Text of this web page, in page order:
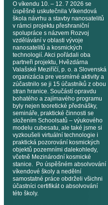
O víkendu 10. – 12. 7 2026 se
úspěšně uskutečnila Víkendová
škola návrhu a stavby nanosatelitů
v rámci projektu přeshraniční
spolupráce s názvem Rozvoj
vzdělávání v oblasti vývoje
nanosatelitů a kosmických
technologií. Akci pořádali oba
partneři projektu, Hvězdárna
Valašské Meziříčí, p. o. a Slovenská
organizácia pre vesmírné aktivity a
zúčastnilo se ji 15 účastníků z obou
stran hranice. Součástí opravdu
bohatého a zajímavého programu
byly nejen teoretické přednášky,
semináře, praktické činnosti se
složením Schoolsatů – výukového
modelu cubesatu, ale také jsme si
vyzkoušeli virtuální technologie i
praktická pozorování kosmických
objektů pozemními dalekohledy,
včetně Mezinárodní kosmické
stanice. Po úspěšném absolvování
víkendové školy a nedělní
samostatné práce obdrželi všichni
účastníci certifikát o absolvování
této školy.